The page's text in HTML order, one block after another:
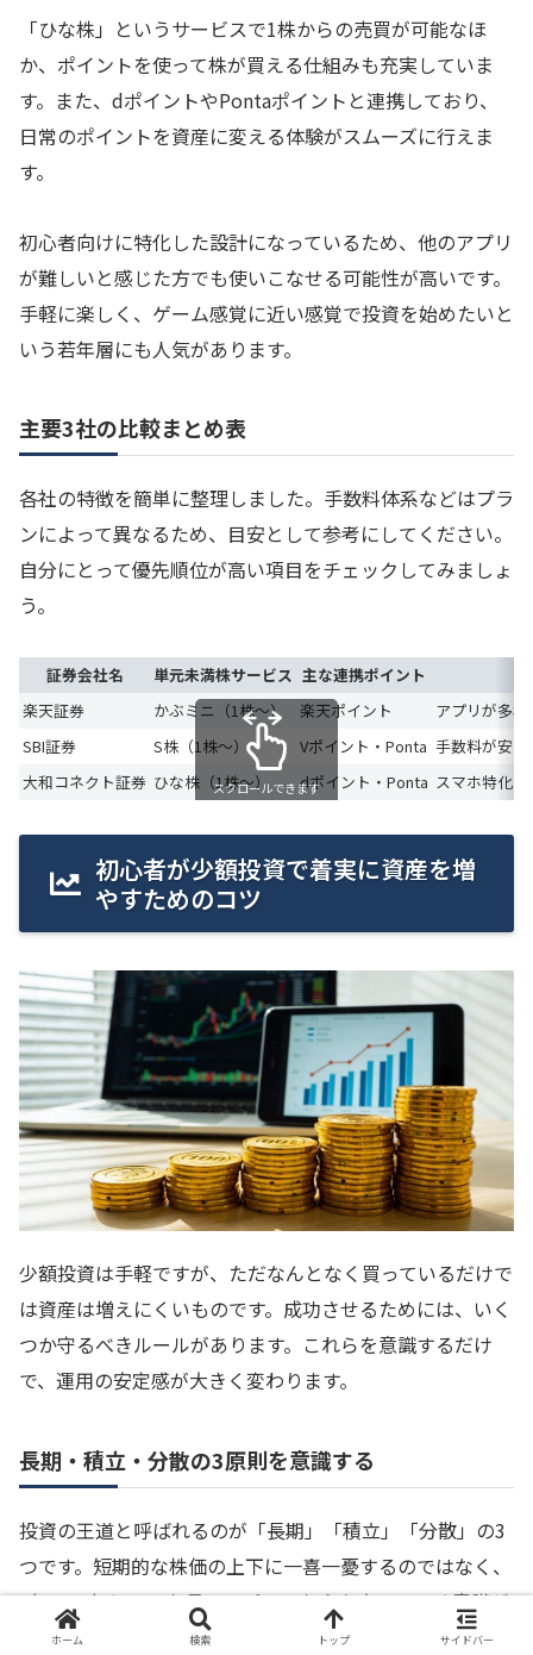
「ひな株」というサービスで1株からの売買が可能なほ
か、ポイントを使って株が買える仕組みも充実していま
す。また、dポイントやPontaポイントと連携しており、
日常のポイントを資産に変える体験がスムーズに行えま
す。
初心者向けに特化した設計になっているため、他のアプリ
が難しいと感じた方でも使いこなせる可能性が高いです。
手軽に楽しく、ゲーム感覚に近い感覚で投資を始めたいと
いう若年層にも人気があります。
主要3社の比較まとめ表
各社の特徴を簡単に整理しました。手数料体系などはプラ
ンによって異なるため、目安として参考にしてください。
自分にとって優先順位が高い項目をチェックしてみましょ
う。
証券会社名 単元未満株サービス 主な連携ポイント
楽天証券
かぶミニ（1株〜） 楽天ポイント
アプリが多
SBI証券
S株（1株〜） Vポイント・Ponta 手数料が安
大和コネクト証券 ひな株（1株〜） dポイント・Ponta スマホ特化
スクロールできます
初心者が少額投資で着実に資産を増
やすためのコツ
少額投資は手軽ですが、ただなんとなく買っているだけで
は資産は増えにくいものです。成功させるためには、いく
つか守るべきルールがあります。これらを意識するだけ
で、運用の安定感が大きく変わります。
長期・積立・分散の3原則を意識する
投資の王道と呼ばれるのが「長期」「積立」「分散」の3
つです。短期的な株価の上下に一喜一憂するのではなく、
5年、10年といった長いスパンでお金を育てていく意識が
大切です。
ホーム 検索 トップ サイドバー